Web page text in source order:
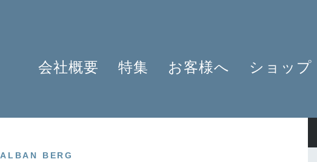
会社概要 特集 お客様へ ショップ
原典版とは
アプリ・ヘンレライブラリ
ショパンのワルツ - 2024年の発見
ピアノ協奏曲
情報資料
販売店検索
楽器編成
ALBAN BERG